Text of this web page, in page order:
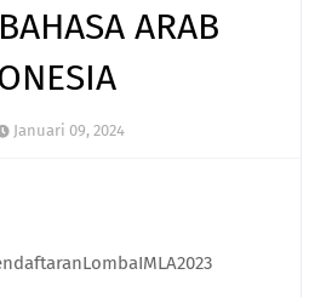
ARAB
Januari 09, 2024